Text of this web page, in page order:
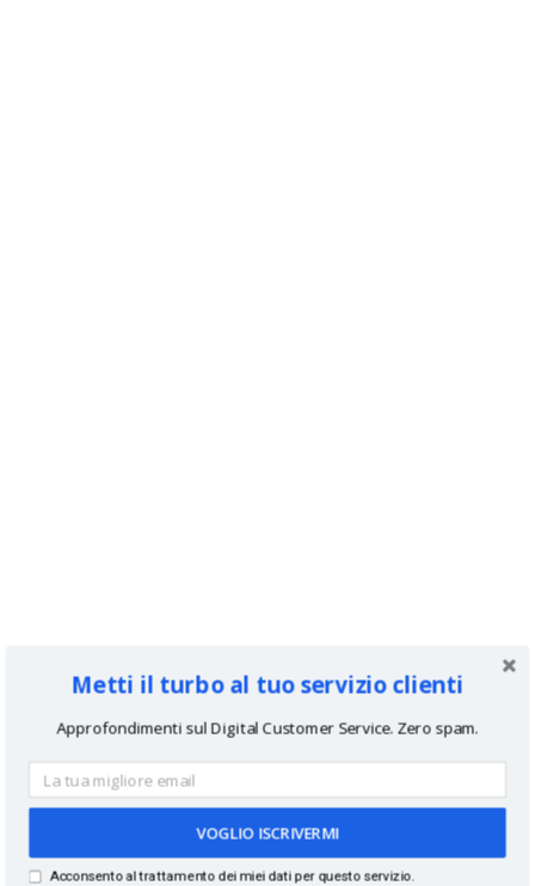
Metti il turbo al tuo servizio clienti
Approfondimenti sul Digital Customer Service. Zero spam.
VOGLIO ISCRIVERMI
Acconsento al trattamento dei miei dati per questo servizio.